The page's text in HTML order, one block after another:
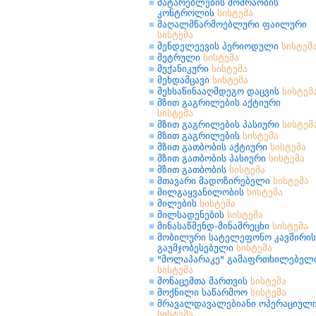
მატარებლების მოძრაობის
კონტროლის სისტემა
მაღალმწარმოებლური ფაილური
სისტემა
მენდელეევის პერიოდული სისტემა
მეტრული სისტემა
მექანიკური სისტემა
მეხდამცავი სისტემა
მეხსაწინააღმდეგო დაცვის
მზით გაგრილების აქტიური
სისტემა
მზით გაგრილების პასიური
მზით გაგრილების სისტემა
მზით გათბობის აქტიური სისტემა
მზით გათბობის პასიური სისტემა
მზით გათბობის სისტემა
მთავარი მადოზირებელი სისტემა
მილგაყვანილობის სისტემა
მილების სისტემა
მილსადენების სისტემა
მინასაწმენდ-მინამრეცხი სისტემა
მობილური სატელეფონო კავშირის
გაუმჯობესებული სისტემა
"მოლაპარაკე"
სისტემა
მონაცემთა მართვის სისტემა
მოქნილი საწარმოო სისტემა
მრავალდავალებიანი ოპერაციული